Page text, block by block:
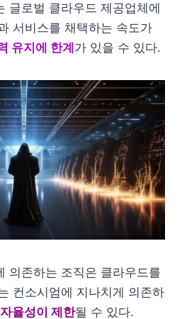
글로벌 클라우드 제공업체에
서비스를 채택하는 속도가
유지에 한계 가 있을 수 있다.
의존하는 조직은 클라우드를
컨소시엄에 지나치게 의존하
율성이 제한될 수 있다.